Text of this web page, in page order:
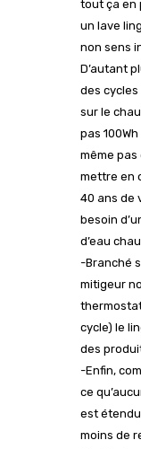
tout ça en
un lave
non sens
D’autant
des
sur le
pas
même pas
mettre en
40 ans de
besoin
d’eau
-Branché
mitigeur
cycle) le
des
-Enfin,
ce
est
moins de